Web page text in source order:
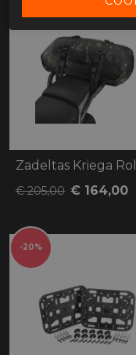
€ 205,00 € 164,00
-20%